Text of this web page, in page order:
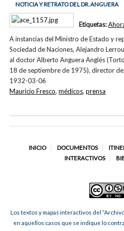
NOTICIA Y RETRATO DEL DR. ANGUERA
A instancias del Ministro de Estado y
Sociedad de Naciones, Alejandro
al doctor Alberto Anguera Anglés
18 de septiembre de 1975), director
1932-03-06
Etiquetas:
Mauricio Fresco,médicos,prensa
INICIO DOCUMENTOS
INTERACTIVOS
Los textos y mapas interactivos del
en aquellos casos que se indique lo